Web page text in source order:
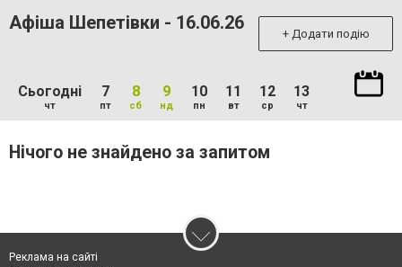
Афіша Шепетівки - 16.06.26 + Додати подію
Сьогодні
чт
7
пт
8
сб
9
нд
10
пн
11
вт
12
ср
13
чт
Нічого не знайдено за запитом
Реклама на сайті